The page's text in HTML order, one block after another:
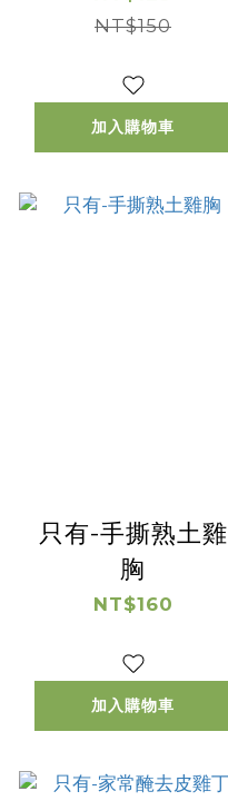
NT$150
加入購物車
只有-手撕熟土雞
胸
NT$160
加入購物車